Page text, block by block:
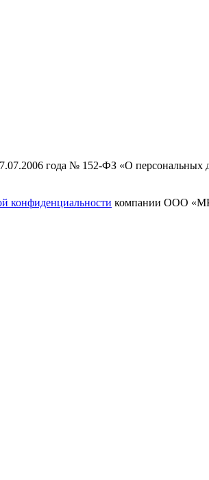
года № 152-ФЗ «О
конфиденциальности компании ООО